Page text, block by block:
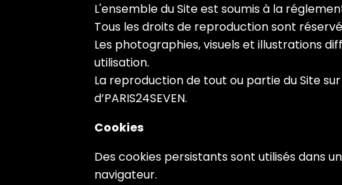
L'ensemble du Site est soumis à la
Tous les droits de reproduction sont
Les photographies, visuels et illustrations
utilisation.
La reproduction de tout ou partie du Site
d’PARIS24SEVEN.
Cookies
Des cookies persistants sont utilisés dans
navigateur.